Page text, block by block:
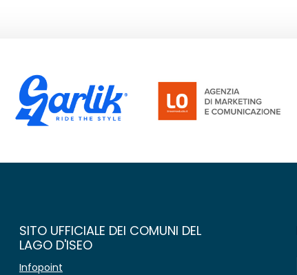
SITO UFFICIALE DEI COMUNI DEL
LAGO D'ISEO
Infopoint